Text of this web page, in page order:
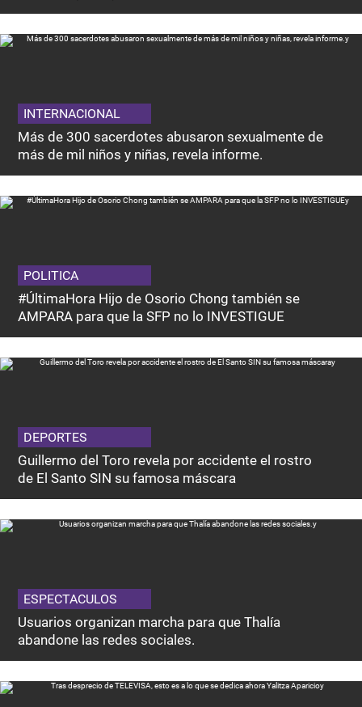
INTERNACIONAL
Más de 300 sacerdotes abusaron sexualmente de
más de mil niños y niñas, revela informe.
POLITICA
#ÚltimaHora Hijo de Osorio Chong también se
AMPARA para que la SFP no lo INVESTIGUE
DEPORTES
Guillermo del Toro revela por accidente el rostro
de El Santo SIN su famosa máscara
ESPECTACULOS
Usuarios organizan marcha para que Thalía
abandone las redes sociales.